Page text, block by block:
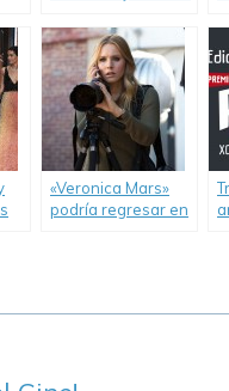
pantalla grande»
¡Mirá el Video!
«Veronica Mars»
podría regresar en